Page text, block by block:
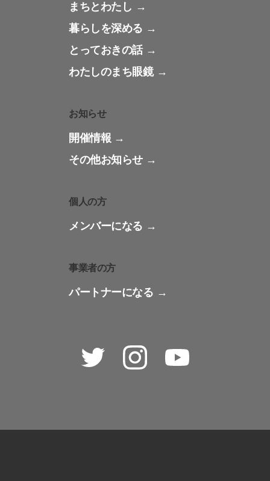
まちとわたし
暮らしを深める
とっておきの話
わたしのまち眼鏡
お知らせ
開催情報
その他お知らせ
個人の方
メンバーになる
事業者の方
パートナーになる
Twitter Instagram